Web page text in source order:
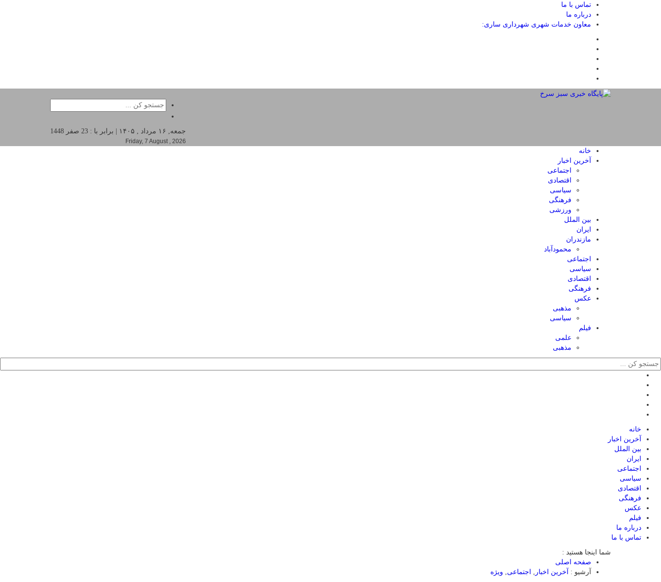
تماس با ما
درباره ما
معاون خدمات شهری شهرداری ساری:
جمعه, ۱۶ مرداد , ۱۴۰۵ | برابر با : 23 صفر 1448
Friday, 7 August , 2026
خانه
آخرین اخبار
اجتماعی
اقتصادی
سیاسی
فرهنگی
ورزشی
بین الملل
ایران
مازندران
محمودآباد
اجتماعی
سیاسی
اقتصادی
فرهنگی
عکس
مذهبی
سیاسی
فیلم
علمی
مذهبی
خانه
آخرین اخبار
بین الملل
ایران
اجتماعی
سیاسی
اقتصادی
فرهنگی
عکس
فیلم
درباره ما
تماس با ما
شما اینجا هستید :
صفحه اصلی
آرشیو :
آخرین اخبار اجتماعی ویژه